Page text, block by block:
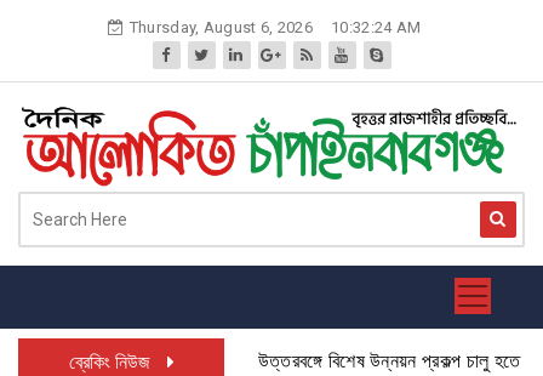
Thursday, August 6, 2026 10:32:25 AM
ব্রেকিং নিউজ উত্তরবঙ্গে বিশেষ উন্নয়ন প্রকল্প চালু হতে